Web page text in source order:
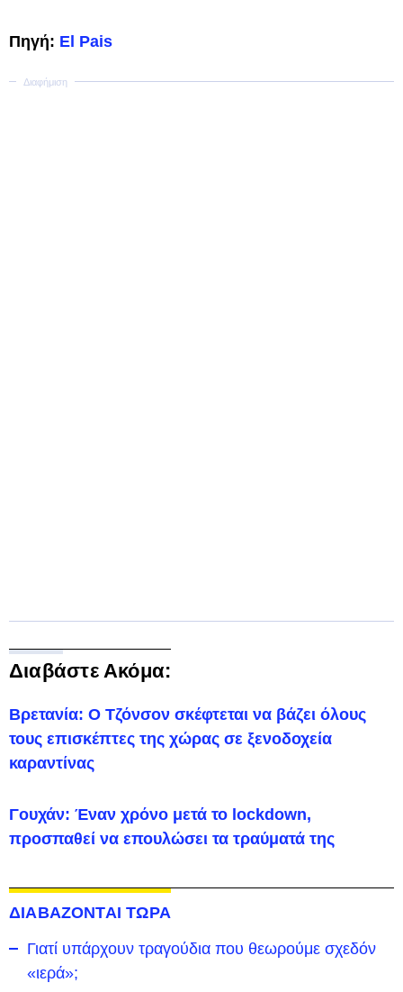
Πηγή: El Pais
Διαβάστε Ακόμα:
Βρετανία: Ο Τζόνσον σκέφτεται να βάζει όλους
τους επισκέπτες της χώρας σε ξενοδοχεία
καραντίνας
Γουχάν: Έναν χρόνο μετά το lockdown,
προσπαθεί να επουλώσει τα τραύματά της
ΔΙΑΒΑΖΟΝΤΑΙ ΤΩΡΑ
Γιατί υπάρχουν τραγούδια που θεωρούμε σχεδόν
«ιερά»;